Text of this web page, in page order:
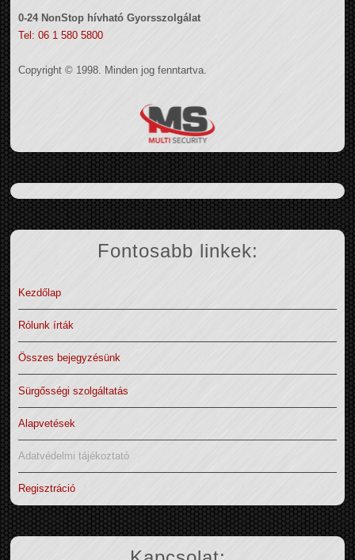
0-24 NonStop hívható Gyorsszolgálat
Tel: 06 1 580 5800
Copyright © 1998. Minden jog fenntartva.
Fontosabb linkek:
Kezdőlap
Rólunk írták
Összes bejegyzésünk
Sürgősségi szolgáltatás
Alapvetések
Adatvédelmi tájékoztató
Regisztráció